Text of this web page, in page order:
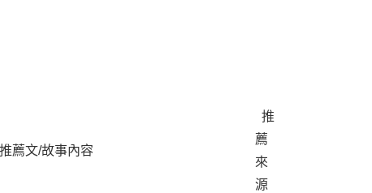
推薦文/故事內容
推
薦
來
源